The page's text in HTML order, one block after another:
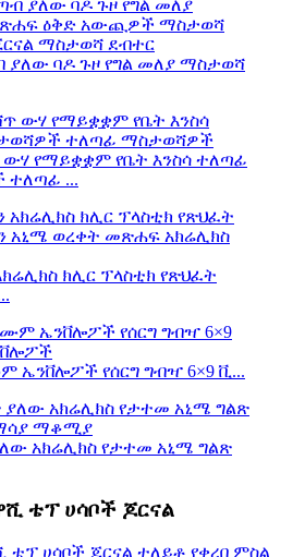
ያለው ባዶ ጉዞ የግል መለያ ማስታወሻ
የማይቋቋም የቤት እንስሳ ተለጣፊ
...
ክሊር ፕላስቲክ የጽህፈት
ኤንቨሎፖች የሰርግ ግብዣ 6×9 ቪ...
አክሬሊክስ የታተመ አኒሜ ግልጽ
ቴፕ ሀሳቦች ጆርናል